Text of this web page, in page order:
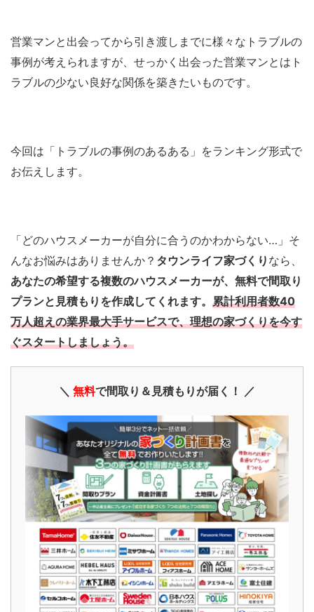
営業マンと出会ってから引き渡しまでに様々なトラブルの
事例が考えられますが、せっかく出会った営業マンとはト
ラブルの少ない良好な関係を築きたいものです。
今回は「トラブルの事例のあるある」をランキング形式で
お伝えします。
「どのハウスメーカーが自分に合うのかわからない…」そ
んなお悩みはありませんか？ タウンライフ家づくり なら、
あなたの希望する複数のハウスメーカーが、無料で間取り
プランと見積もりを作成してくれます。 累計利用者数40
万人超えの業界最大手サービスで、理想の家づくりを今す
ぐスタートしましょう。
＼ 無料で間取り＆見積もりが届く！ ／